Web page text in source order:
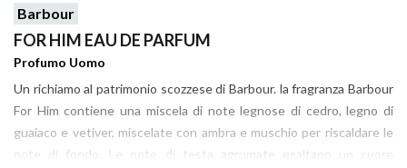
Barbour
FOR HIM EAU DE PARFUM
Profumo Uomo
Un richiamo al patrimonio scozzese di Barbour. la fragranza Barbour
For Him contiene una miscela di note legnose di cedro, legno di
guaiaco e vetiver, miscelate con ambra e muschio per riscaldare le
note di fondo. Le note di testa agrumate esaltano un cuore